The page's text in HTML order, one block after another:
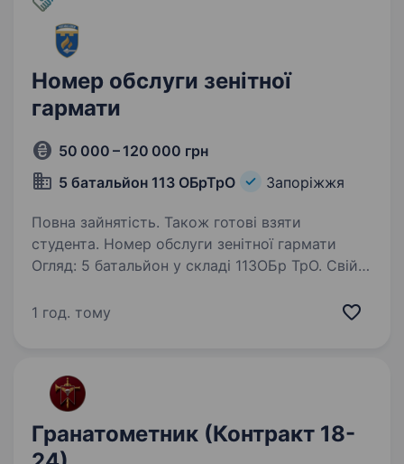
Номер обслуги зенітної
гармати
50 000 – 120 000 грн
5 батальйон 113 ОБрТрО
Запоріжжя
Повна зайнятість. Також готові взяти
студента. Номер обслуги зенітної гармати
Огляд: 5 батальйон у складі 113ОБр ТрО. Свій
ми розпочали від початку повномасштабного
1 год. тому
Гранатометник (Контракт 18-